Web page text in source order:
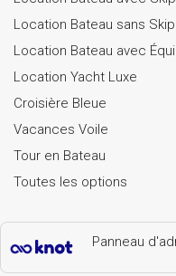
Location Bateau sans
Location Bateau avec
Location Yacht Luxe
Croisière Bleue
Vacances Voile
Tour en Bateau
Toutes les options
Panneau